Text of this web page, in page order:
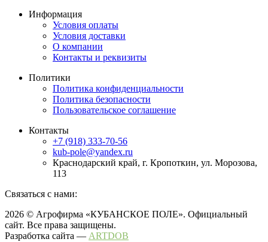
Информация
Условия оплаты
Условия доставки
О компании
Контакты и реквизиты
Политики
Политика конфиденциальности
Политика безопасности
Пользовательское соглашение
Контакты
+7 (918) 333-70-56
kub-pole@yandex.ru
Краснодарский край, г. Кропоткин, ул. Морозова,
113
Связаться с нами:
2026 © Агрофирма «КУБАНСКОЕ ПОЛЕ». Официальный
сайт. Все права защищены.
Разработка сайта — ARTDOB